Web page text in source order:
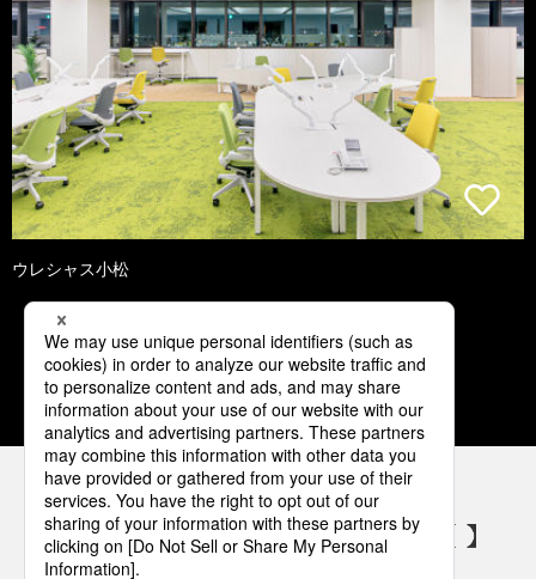
ウレシャス小松
1 2 3 4 5
パナソニックの電気設備 SNSアカウント